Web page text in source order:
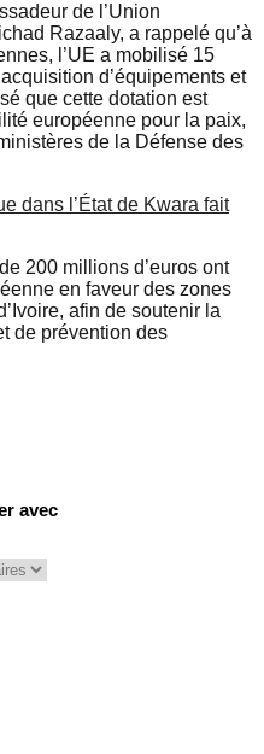
de l’Union
Razaaly, a rappelé qu’à
l’UE a mobilisé 15
d’équipements et
que cette dotation est
européenne pour la paix,
de la Défense des
dans l’État de Kwara fait
200 millions d’euros ont
en faveur des zones
afin de soutenir la
de prévention des
avec